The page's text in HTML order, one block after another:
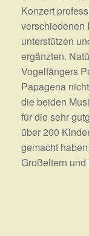
Konzert
verschiedenen
unterstützen
ergänzten.
Vogelfängers
Papagena
die beiden
für die sehr
über 200
gemacht
Großeltern